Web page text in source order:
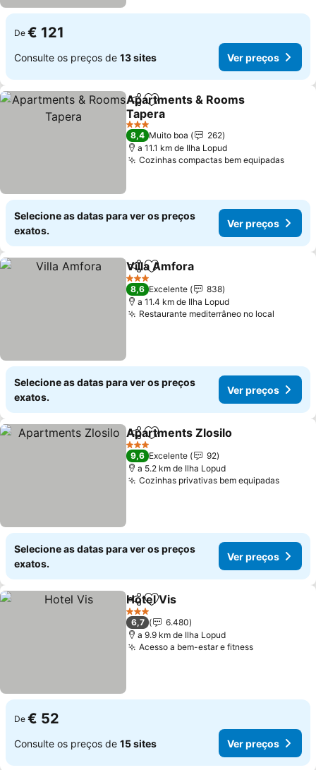
De € 121
Consulte os preços de 13 sites Ver preços
PartilharAdicionar aos favoritos
Apartments & Rooms
Tapera
3 Estrelas
8,4 Muito boa
262
a 11.1 km de Ilha Lopud
Cozinhas compactas bem equipadas
Selecione as datas para ver os preços
exatos.
Ver preços
PartilharAdicionar aos favoritos
Villa Amfora
3 Estrelas
8,6 Excelente
838
a 11.4 km de Ilha Lopud
Restaurante mediterrâneo no local
Selecione as datas para ver os preços
exatos.
Ver preços
PartilharAdicionar aos favoritos
Apartments Zlosilo
3 Estrelas
9,6 Excelente
92
a 5.2 km de Ilha Lopud
Cozinhas privativas bem equipadas
Selecione as datas para ver os preços
exatos.
Ver preços
PartilharAdicionar aos favoritos
Hotel Vis
3 Estrelas
6,7
6.480
a 9.9 km de Ilha Lopud
Acesso a bem-estar e fitness
De € 52
Consulte os preços de 15 sites Ver preços